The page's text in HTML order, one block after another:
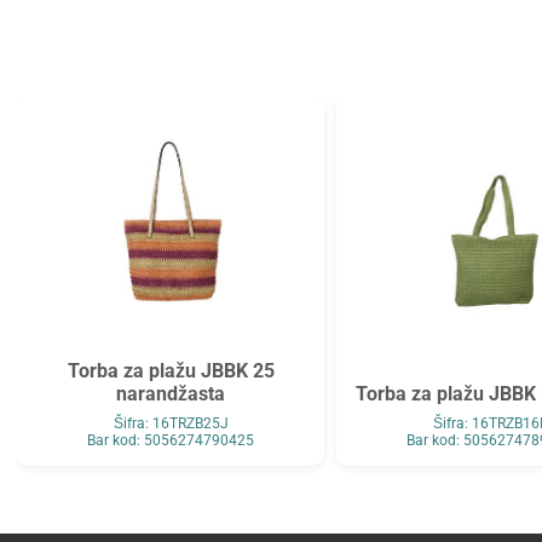
Zarfsan
Torba za plažu JBBK 25
narandžasta
Šifra: 16TRZB25J
Bar kod: 5056274790425
Torba za plažu JBBK
Šifra:
Bar kod: